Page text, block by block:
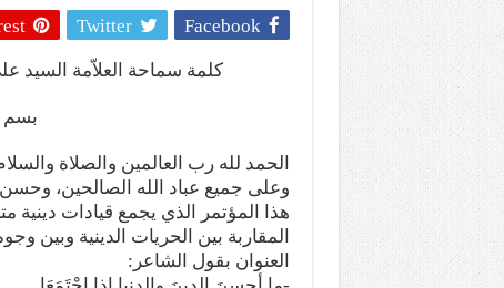
Facebook
Twitter
كلمة سماحة العلاّمة السيد
بسم
الحمد لله رب العالمين والصلاة
وعلى جميع عباد الله الصالحين، وحسن
هذا المؤتمر الذي يجمع قيادات
المقاربة بين الحريات الدينية وبين
العنوان بقول الشاعر: